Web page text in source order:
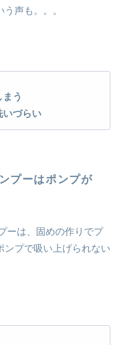
声も。。。
まう
いづらい
プーはポンプが
ーは、固めの作りでプ
ンプで吸い上げられない